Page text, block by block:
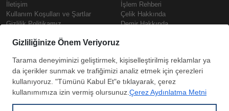
İletişim
Kullanım Koşulları ve Şartlar
Gizlilik Politikamız
Prime
İşlem Rehberi
Çelik Hakkında
Demir Hakkında
Çelik Fiyatları
Demir Fiyatları
Güncel Hurda Fiyatları
Copyright © SteelOrbis Elektronik
Tüm hakları saklıdır